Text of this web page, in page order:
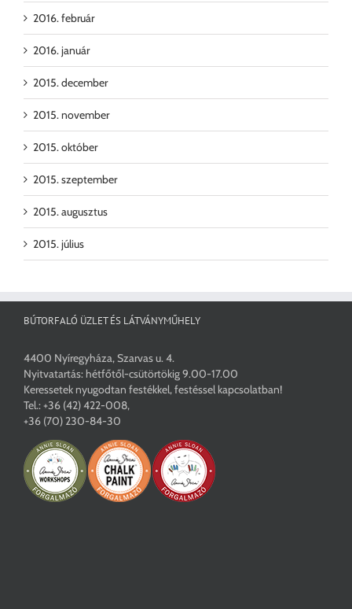
2016. február
2016. január
2015. december
2015. november
2015. október
2015. szeptember
2015. augusztus
2015. július
BÚTORFALÓ ÜZLET ÉS LÁTVÁNYMŰHELY
4400 Nyíregyháza, Szarvas u. 4.
Nyitvatartás: hétfőtől-csütörtökig 9.00-17.00
Keressetek nyugodtan festékkel, festéssel kapcsolatban!
Tel.:+36 (42) 422-008,
+36 (70) 230-84-30